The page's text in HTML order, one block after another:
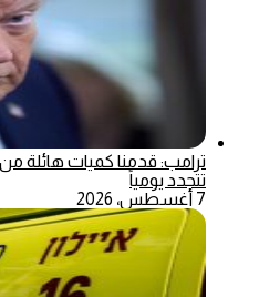
ترامب: قدمنا كميات هائلة من
تتجدد يومياً
7 أغسطس، 2026